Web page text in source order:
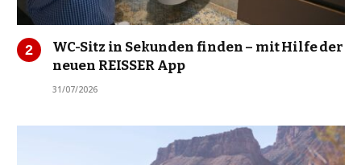
WC-Sitz in Sekunden finden – mit Hilfe der
neuen REISSER App
31/07/2026